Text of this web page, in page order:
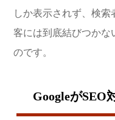
しか表示されず、検
客には到底結びつかな
のです。
GoogleがSEO